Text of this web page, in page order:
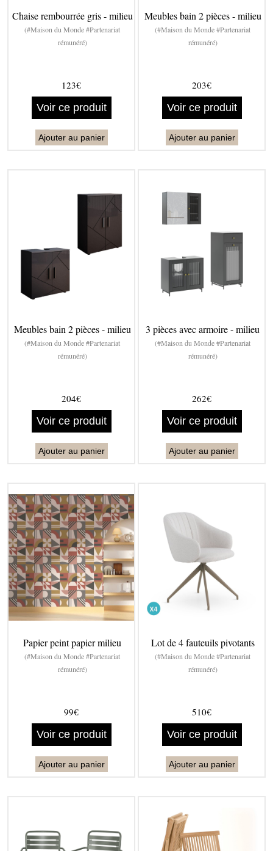
Chaise rembourrée gris - milieu
(#Maison du Monde #Partenariat
rémunéré)
123€
Voir ce produit
Ajouter au panier
Meubles bain 2 pièces - milieu
(#Maison du Monde #Partenariat
rémunéré)
203€
Voir ce produit
Ajouter au panier
Meubles bain 2 pièces - milieu
(#Maison du Monde #Partenariat
rémunéré)
204€
Voir ce produit
Ajouter au panier
3 pièces avec armoire - milieu
(#Maison du Monde #Partenariat
rémunéré)
262€
Voir ce produit
Ajouter au panier
Papier peint papier milieu
(#Maison du Monde #Partenariat
rémunéré)
99€
Voir ce produit
Ajouter au panier
Lot de 4 fauteuils pivotants
(#Maison du Monde #Partenariat
rémunéré)
510€
Voir ce produit
Ajouter au panier